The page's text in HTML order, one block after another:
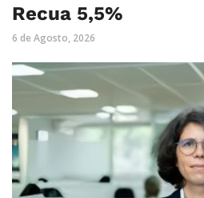
Recua 5,5%
6 de Agosto, 2026